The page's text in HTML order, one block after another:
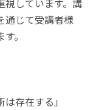
視しています。講
通じて受講者様
。
存在する」